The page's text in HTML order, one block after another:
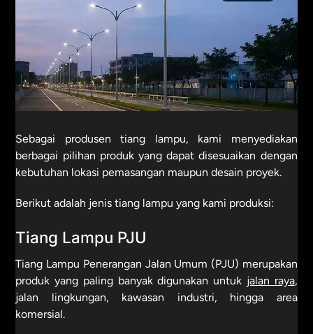
Sebagai produsen tiang lampu, kami menyediakan
berbagai pilihan produk yang dapat disesuaikan dengan
kebutuhan lokasi pemasangan maupun desain proyek.
Berikut adalah jenis tiang lampu yang kami produksi:
Tiang Lampu PJU
Tiang Lampu Penerangan Jalan Umum (PJU) merupakan
produk yang paling banyak digunakan untuk jalan raya,
jalan lingkungan, kawasan industri, hingga area
komersial.